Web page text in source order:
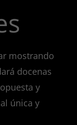
mostrando
docenas
y
única y